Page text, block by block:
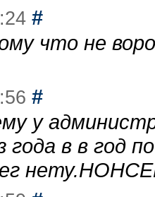
#
что не
#
у
в в год